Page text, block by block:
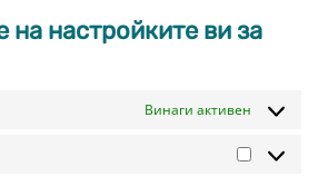
на настройките ви за
Винаги активен
Опции